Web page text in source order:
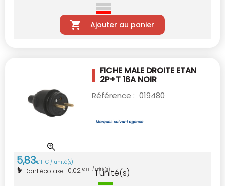
Ajouter au panier
FICHE MALE DROITE ETAN
2P+T 16A NOIR
Référence : 019480
5,83€TTC / unité(s)
Dont écotaxe : 0,02€ HT / unité(s)
1unité(s)